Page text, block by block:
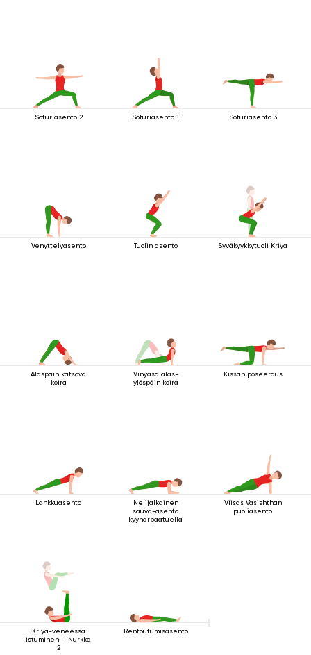
Soturiasento 2 Soturiasento 1 Soturiasento 3
Venyttelyasento Tuolin asento Syväkyykkytuoli Kriya
Alaspäin katsova
koira
Vinyasa alas-
ylöspäin koira
Kissan poseeraus
Lankkuasento
Nelijalkainen
sauva-asento
kyynärpäätuella
Viisas Vasishthan
puoliasento
Kriya-veneessä
istuminen – Nurkka
2
Rentoutumisasento